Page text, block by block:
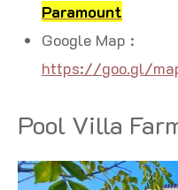
Paramount
Google Map :
https://goo.gl/
Pool Villa